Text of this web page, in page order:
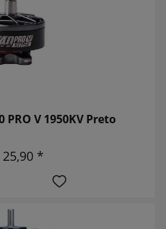
PRO V 1950KV Preto
*